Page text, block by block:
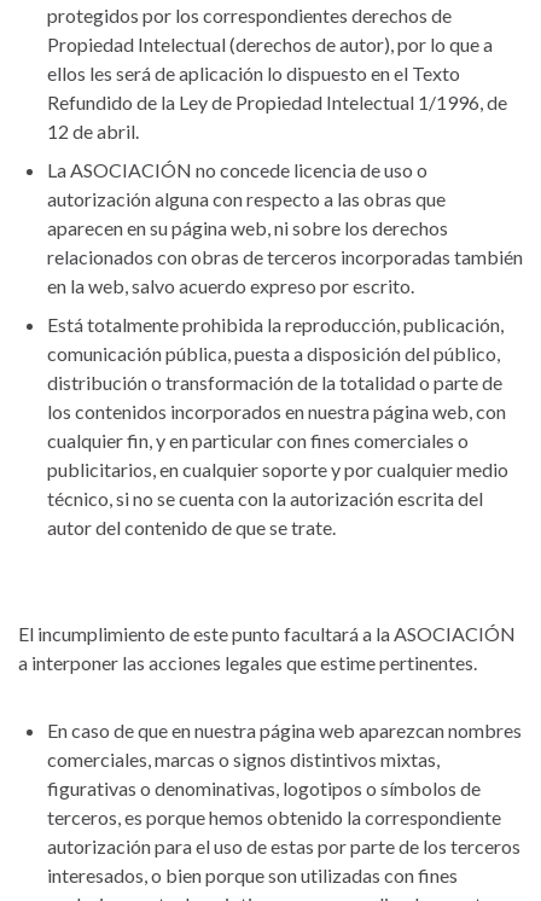
protegidos por los correspondientes derechos de
Propiedad Intelectual (derechos de autor), por lo que a
ellos les será de aplicación lo dispuesto en el Texto
Refundido de la Ley de Propiedad Intelectual 1/1996, de
12 de abril.
La ASOCIACIÓN no concede licencia de uso o
autorización alguna con respecto a las obras que
aparecen en su página web, ni sobre los derechos
relacionados con obras de terceros incorporadas también
en la web, salvo acuerdo expreso por escrito.
Está totalmente prohibida la reproducción, publicación,
comunicación pública, puesta a disposición del público,
distribución o transformación de la totalidad o parte de
los contenidos incorporados en nuestra página web, con
cualquier fin, y en particular con fines comerciales o
publicitarios, en cualquier soporte y por cualquier medio
técnico, si no se cuenta con la autorización escrita del
autor del contenido de que se trate.
El incumplimiento de este punto facultará a la ASOCIACIÓN
a interponer las acciones legales que estime pertinentes.
En caso de que en nuestra página web aparezcan nombres
comerciales, marcas o signos distintivos mixtas,
figurativas o denominativas, logotipos o símbolos de
terceros, es porque hemos obtenido la correspondiente
autorización para el uso de estas por parte de los terceros
interesados, o bien porque son utilizadas con fines